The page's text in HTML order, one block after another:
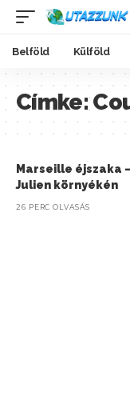
Belföld Külföld
Címke:
Marseille éjszaka
Julien környékén
26 PERC OLVASÁS